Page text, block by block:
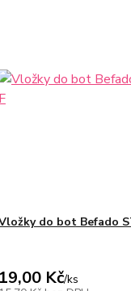
do bot Befado
19,00 Kč/ks